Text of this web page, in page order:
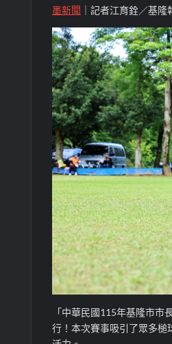
墨新聞 ｜記者江育銓／基隆
「中華民國115年基隆市
行！本次賽事吸引了眾多槌